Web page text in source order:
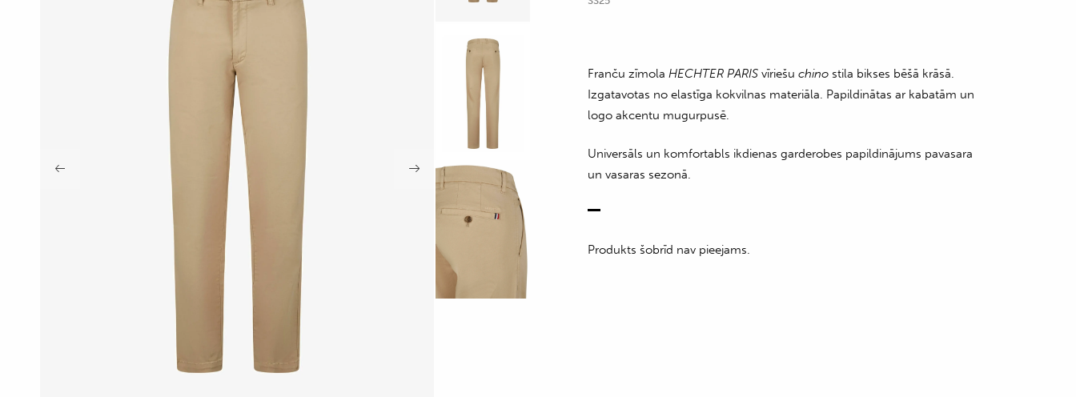
Franču zīmolaHECHTER PARISvīriešuchino stila bikses bēšā krāsā.
Izgatavotas no elastīga kokvilnas materiāla. Papildinātas ar kabatām un
logo akcentu mugurpusē.
Universāls un komfortabls ikdienas garderobes papildinājums pavasara
un vasaras sezonā.
Produkts šobrīd nav pieejams.